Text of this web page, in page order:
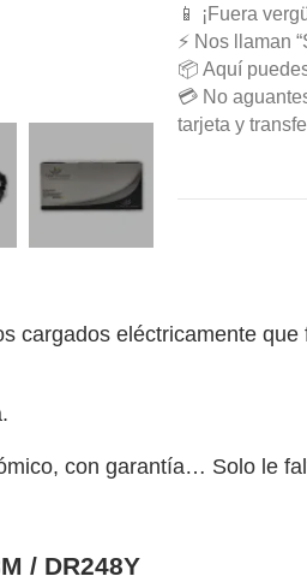
📱 ¡Fuera
⚡ Nos llaman
📦 Aquí
💳 No
tarjeta y
cargados eléctricamente
con garantía… Solo le
/ DR248Y